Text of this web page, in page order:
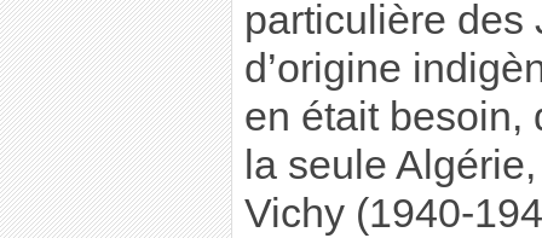
particulière des
d’origine
en était besoin,
la seule
Vichy (1940-